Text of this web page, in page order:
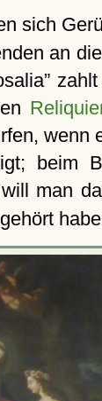
sich
an die
zahlt
wenn
beim
will man